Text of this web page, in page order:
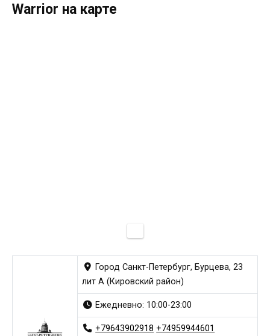
Warrior на карте
Город Санкт-Петербург, Бурцева, 23
лит А (Кировский район)
Ежедневно: 10:00-23:00
+79643902918 +74959944601